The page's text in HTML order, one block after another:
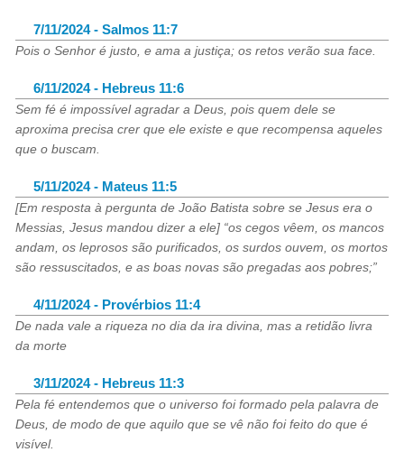
7/11/2024 - Salmos 11:7
Pois o Senhor é justo, e ama a justiça; os retos verão sua face.
6/11/2024 - Hebreus 11:6
Sem fé é impossível agradar a Deus, pois quem dele se
aproxima precisa crer que ele existe e que recompensa aqueles
que o buscam.
5/11/2024 - Mateus 11:5
[Em resposta à pergunta de João Batista sobre se Jesus era o
Messias, Jesus mandou dizer a ele] “os cegos vêem, os mancos
andam, os leprosos são purificados, os surdos ouvem, os mortos
são ressuscitados, e as boas novas são pregadas aos pobres;”
4/11/2024 - Provérbios 11:4
De nada vale a riqueza no dia da ira divina, mas a retidão livra
da morte
3/11/2024 - Hebreus 11:3
Pela fé entendemos que o universo foi formado pela palavra de
Deus, de modo de que aquilo que se vê não foi feito do que é
visível.